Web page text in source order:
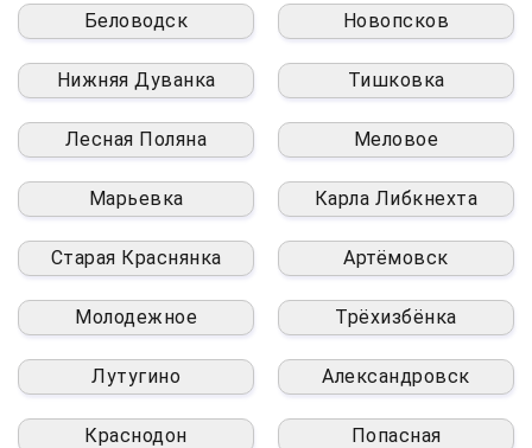
Беловодск Новопсков
Нижняя Дуванка Тишковка
Лесная Поляна Меловое
Марьевка Карла Либкнехта
Старая Краснянка Артёмовск
Молодежное Трёхизбёнка
Лутугино Александровск
Краснодон Попасная